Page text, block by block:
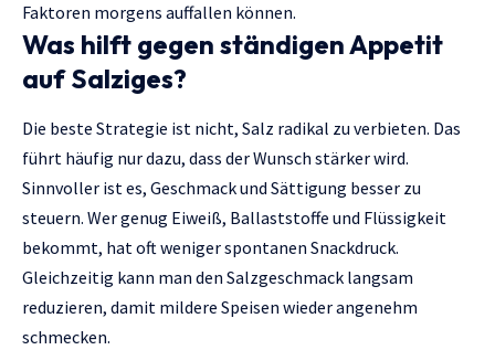
Faktoren morgens auffallen können.
Was hilft gegen ständigen Appetit
auf Salziges?
Die beste Strategie ist nicht, Salz radikal zu verbieten. Das
führt häufig nur dazu, dass der Wunsch stärker wird.
Sinnvoller ist es, Geschmack und Sättigung besser zu
steuern. Wer genug Eiweiß, Ballaststoffe und Flüssigkeit
bekommt, hat oft weniger spontanen Snackdruck.
Gleichzeitig kann man den Salzgeschmack langsam
reduzieren, damit mildere Speisen wieder angenehm
schmecken.